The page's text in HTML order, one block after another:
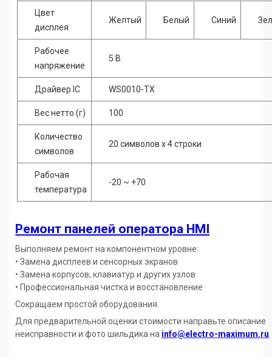
Цвет
дисплея
Желтый Белый Синий
Рабочее
напряжение
5 В
Драйвер IC WS0010-TX
Вес нетто (г) 100
Количество
символов
20 символов x 4 строки
Рабочая
температура
-20 ~ +70
Ремонт панелей оператора HMI
Выполняем ремонт на компонентном уровне:
• Замена дисплеев и сенсорных экранов
• Замена корпусов, клавиатур и других узлов
• Профессиональная чистка и восстановление
Сокращаем простой оборудования.
Для предварительной оценки стоимости направьте описание
неисправности и фото шильдика на info@electro-maximum.ru